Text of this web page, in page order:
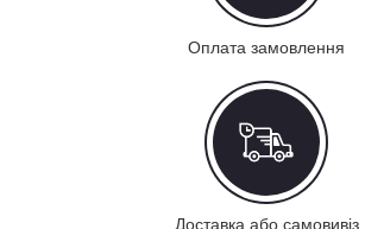
Оплата замовлення
Доставка або самовивіз